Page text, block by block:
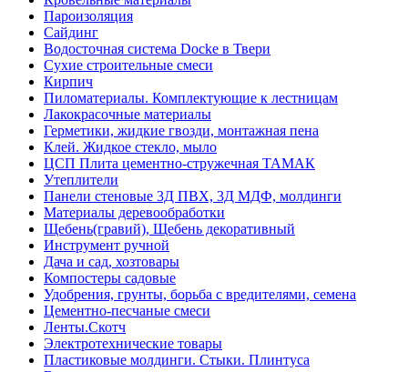
Пароизоляция
Сайдинг
Водосточная система Docke в Твери
Сухие строительные смеси
Кирпич
Пиломатериалы. Комплектующие к лестницам
Лакокрасочные материалы
Герметики, жидкие гвозди, монтажная пена
Клей. Жидкое стекло, мыло
ЦСП Плита цементно-стружечная ТАМАК
Утеплители
Панели стеновые 3Д ПВХ, 3Д МДФ, молдинги
Материалы деревообработки
Щебень(гравий), Щебень декоративный
Инструмент ручной
Дача и сад, хозтовары
Компостеры садовые
Удобрения, грунты, борьба с вредителями, семена
Цементно-песчаные смеси
Ленты.Скотч
Электротехнические товары
Пластиковые молдинги. Стыки. Плинтуса